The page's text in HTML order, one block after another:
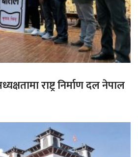
राष्ट्र निर्माण दल नेपाल